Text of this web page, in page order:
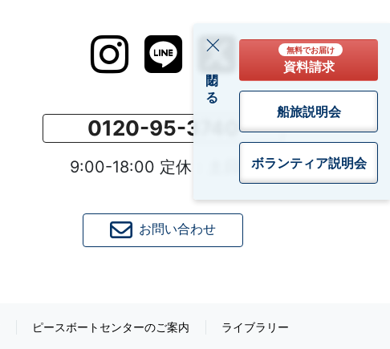
閉じる
無料でお届け
資料請求
船旅説明会
ボランティア説明会
0120-95-3740
9:00-18:00 定休：土日祝
お問い合わせ
ピースボートセンターのご案内 ライブラリー